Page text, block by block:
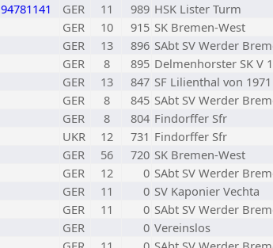
94781141 GER 11 989 HSK Lister Turm
GER 10 915 SK Bremen-West
GER 13 896 SAbt SV Werder
GER 8 895 Delmenhorster SK V
GER 13 847 SF Lilienthal von 1971
GER 8 845 SAbt SV Werder
GER 8 804 Findorffer Sfr
UKR 12 731 Findorffer Sfr
GER 56 720 SK Bremen-West
GER 12 0 SAbt SV Werder
GER 11 0 SV Kaponier Vechta
GER 11 0 SAbt SV Werder
GER 0 Vereinslos